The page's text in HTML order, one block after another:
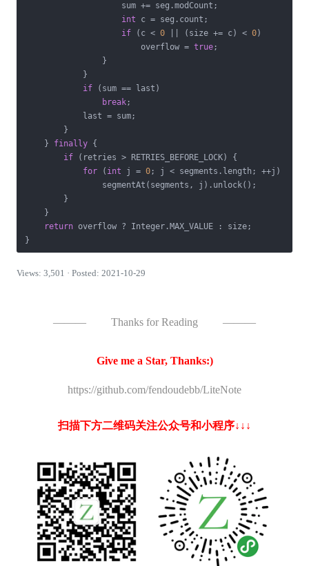
                    sum += seg.modCount;
int c = seg.count;
if (c < 0 || (size += c) < 0)
                        overflow =
true;
                }
            }
if (sum == last)
break;
            last = sum;
        }
    }
finally {
if (retries > RETRIES_BEFORE_LOCK) {
for ( int j = 0; j < segments.length; ++j)
                segmentAt(segments, j).unlock();
        }
    }
return overflow ? Integer.MAX_VALUE : size;
}
Views: 3,501 · Posted: 2021-10-29
——— Thanks for Reading ———
Give me a Star, Thanks:)
https://github.com/fendoudebb/LiteNote
扫描下方二维码关注公众号和小程序↓↓↓